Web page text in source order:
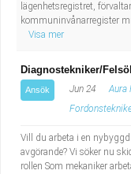
lägenhetsregistret,
kommuninvånarregister
Visa mer
Diagnostekniker/
Ansök Jun 24
Aura
Vill du arbeta i en
avgörande? Vi söker nu
rollen Som mekaniker